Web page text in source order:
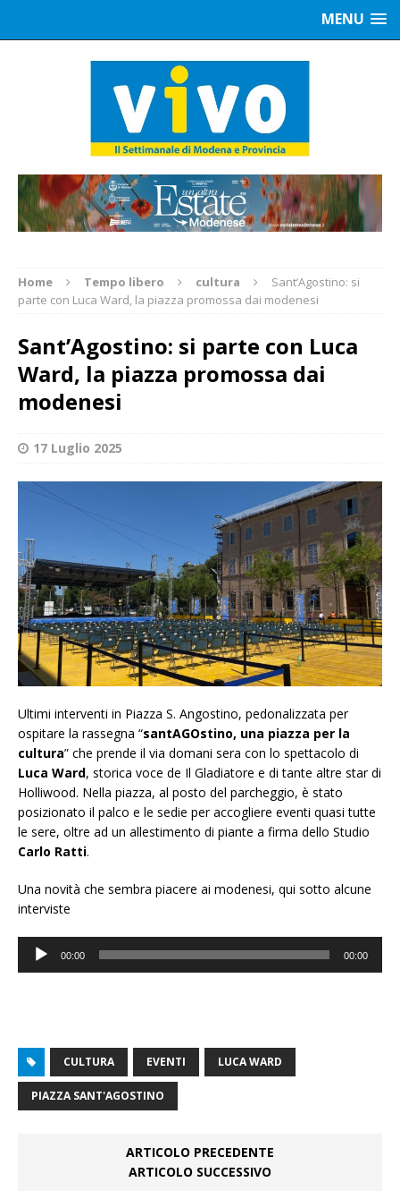
MENU
Home Tempo libero cultura
Sant’Agostino: si
parte con Luca Ward, la piazza promossa dai modenesi
Sant’Agostino: si parte con Luca
Ward, la piazza promossa dai
modenesi
17 Luglio 2025
Ultimi interventi in Piazza S. Angostino, pedonalizzata per
ospitare la rassegna “santAGOstino, una piazza per la
cultura” che prende il via domani sera con lo spettacolo di
Luca Ward, storica voce de Il Gladiatore e di tante altre star di
Holliwood. Nella piazza, al posto del parcheggio, è stato
posizionato il palco e le sedie per accogliere eventi quasi tutte
le sere, oltre ad un allestimento di piante a firma dello Studio
Carlo Ratti.
Una novità che sembra piacere ai modenesi, qui sotto alcune
interviste
Audio
Player
00:00 00:00
CULTURA EVENTI LUCA WARD
PIAZZA SANT'AGOSTINO
ARTICOLO PRECEDENTE
ARTICOLO SUCCESSIVO